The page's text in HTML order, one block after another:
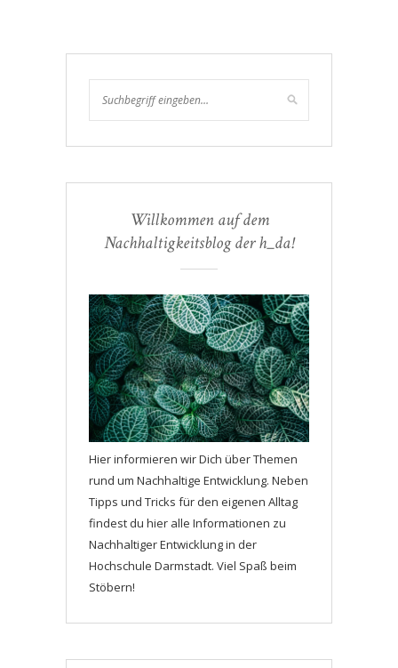
Willkommen auf dem
Nachhaltigkeitsblog der h_da!
Hier informieren wir Dich über Themen
rund um Nachhaltige Entwicklung. Neben
Tipps und Tricks für den eigenen Alltag
findest du hier alle Informationen zu
Nachhaltiger Entwicklung in der
Hochschule Darmstadt. Viel Spaß beim
Stöbern!